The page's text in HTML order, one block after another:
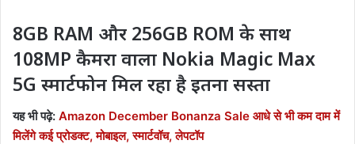
8GB RAM और 256GB ROM के साथ
108MP कैमरा वाला Nokia Magic Max
5G स्मार्टफोन मिल रहा है इतना सस्ता
यह भी पढ़े: Amazon December Bonanza Sale आधे से भी कम दाम में
मिलेंगे कई प्रोडक्ट, मोबाइल, स्मार्टवॉच, लेपटॉप